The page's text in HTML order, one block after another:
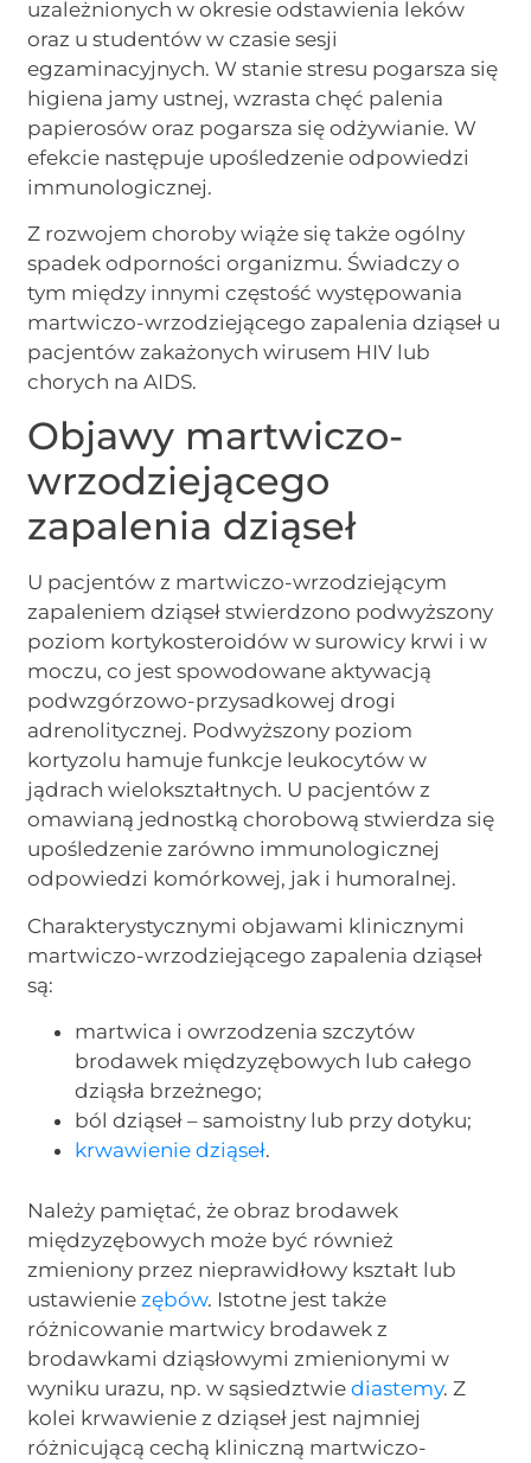
uzależnionych w okresie odstawienia leków
oraz u studentów w czasie sesji
egzaminacyjnych. W stanie stresu pogarsza się
higiena jamy ustnej, wzrasta chęć palenia
papierosów oraz pogarsza się odżywianie. W
efekcie następuje upośledzenie odpowiedzi
immunologicznej.
Z rozwojem choroby wiąże się także ogólny
spadek odporności organizmu. Świadczy o
tym między innymi częstość występowania
martwiczo-wrzodziejącego zapalenia dziąseł u
pacjentów zakażonych wirusem HIV lub
chorych na AIDS.
Objawy martwiczo-
wrzodziejącego
zapalenia dziąseł
U pacjentów z martwiczo-wrzodziejącym
zapaleniem dziąseł stwierdzono podwyższony
poziom kortykosteroidów w surowicy krwi i w
moczu, co jest spowodowane aktywacją
podwzgórzowo-przysadkowej drogi
adrenolitycznej. Podwyższony poziom
kortyzolu hamuje funkcje leukocytów w
jądrach wielokształtnych. U pacjentów z
omawianą jednostką chorobową stwierdza się
upośledzenie zarówno immunologicznej
odpowiedzi komórkowej, jak i humoralnej.
Charakterystycznymi objawami klinicznymi
martwiczo-wrzodziejącego zapalenia dziąseł
są:
martwica i owrzodzenia szczytów
brodawek międzyzębowych lub całego
dziąsła brzeżnego;
ból dziąseł – samoistny lub przy dotyku;
krwawienie dziąseł.
Należy pamiętać, że obraz brodawek
międzyzębowych może być również
zmieniony przez nieprawidłowy kształt lub
ustawieniezębów. Istotne jest także
różnicowanie martwicy brodawek z
brodawkami dziąsłowymi zmienionymi w
wyniku urazu, np. w sąsiedztwiediastemy. Z
kolei krwawienie z dziąseł jest najmniej
różnicującą cechą kliniczną martwiczo-